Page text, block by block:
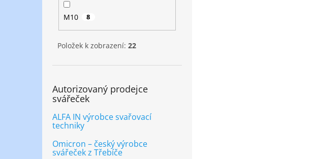
M10 8
Položek k zobrazení: 22
Autorizovaný prodejce
svářeček
ALFA IN výrobce svařovací
techniky
Omicron – český výrobce
svářeček z Třebíče